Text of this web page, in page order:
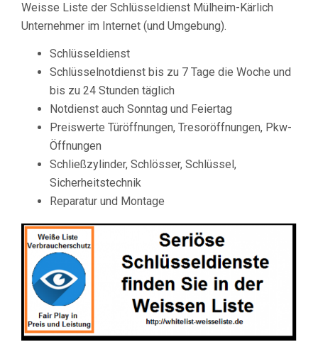
Weisse Liste der Schlüsseldienst Mülheim-Kärlich
Unternehmer im Internet (und Umgebung).
Schlüsseldienst
Schlüsselnotdienst bis zu 7 Tage die Woche und
bis zu 24 Stunden täglich
Notdienst auch Sonntag und Feiertag
Preiswerte Türöffnungen, Tresoröffnungen, Pkw-
Öffnungen
Schließzylinder, Schlösser, Schlüssel,
Sicherheitstechnik
Reparatur und Montage